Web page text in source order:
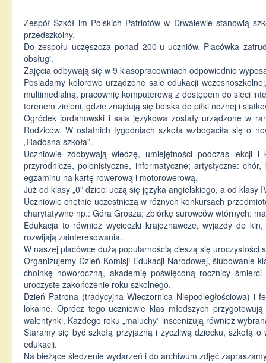
Zespół Szkół im Polskich Patriotów w Drwalewie stanowią
przedszkolny.
Do zespołu uczęszcza ponad 200-u uczniów. Placówka
obsługi.
Zajęcia odbywają się w 9 klasopracowniach odpowiednio
Posiadamy kolorowo urządzone sale edukacji
multimedialną, pracownię komputerową z dostępem do sieci
terenem zieleni, gdzie znajdują się boiska do piłki nożnej i
Ogródek jordanowski i sala językowa zostały urządzone w
Rodziców. W ostatnich tygodniach szkoła wzbogaciła się o
„Radosna szkoła”.
Uczniowie zdobywają wiedzę, umiejętności podczas lekcji
przyrodnicze, polonistyczne, informatyczne; artystyczne:
egzaminu na kartę rowerową i motorowerową.
Już od klasy „0” dzieci uczą się języka angielskiego, a od klasy
Uczniowie chętnie uczestniczą w różnych konkursach
charytatywne np.: Góra Grosza; zbiórkę surowców wtórnych:
Edukacja to również wycieczki krajoznawcze, wyjazdy do
rozwijają zainteresowania.
W naszej placówce dużą popularnością cieszą się uroczystości
Organizujemy Dzień Komisji Edukacji Narodowej, ślubowanie
choinkę noworoczną, akademię poświęconą rocznicy
uroczyste zakończenie roku szkolnego.
Dzień Patrona (tradycyjna Wieczornica Niepodległościowa)
lokalne. Oprócz tego uczniowie klas młodszych
walentynki. Każdego roku „maluchy” inscenizują również
Staramy się być szkołą przyjazną i życzliwą dziecku, szkołą
edukacji.
Na bieżące śledzenie wydarzeń i do archiwum zdjęć